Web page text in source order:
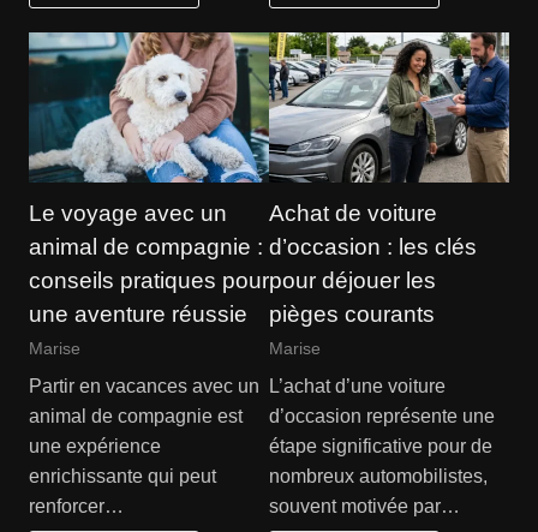
Le voyage avec un
animal de compagnie :
conseils pratiques pour
une aventure réussie
Marise
Partir en vacances avec un
animal de compagnie est
une expérience
enrichissante qui peut
renforcer…
Achat de voiture
d’occasion : les clés
pour déjouer les
pièges courants
Marise
L’achat d’une voiture
d’occasion représente une
étape significative pour de
nombreux automobilistes,
souvent motivée par…